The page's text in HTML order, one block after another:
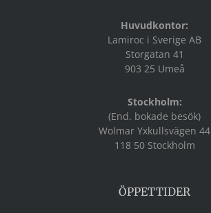
Huvudkontor:
Lamiroc i Sverige AB
Storgatan 41
903 25 Umeå
Stockholm:
(End. bokade besök)
Wolmar Yxkullsvägen 44
118 50 Stockholm
ÖPPETTIDER